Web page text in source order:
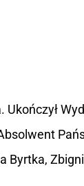
Byrtka,